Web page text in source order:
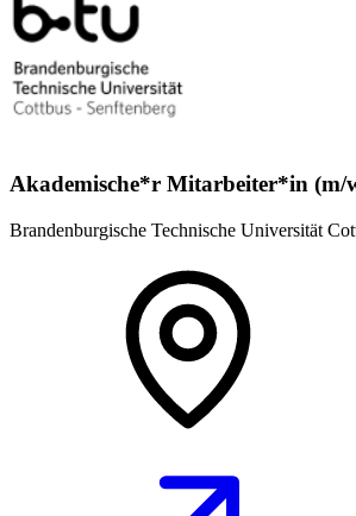
Akademische*r Mitarbeiter*in (m/
Brandenburgische Technische Universität